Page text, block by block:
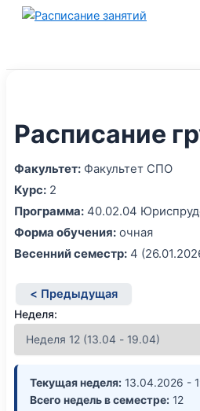
Перейти
Расписание
Факультет: Факультет СПО
Курс: 2
Программа: 40.02.04
Форма обучения: очная
Весенний семестр: 4
< Предыдущая
Неделя:
Текущая неделя: 13.04.2026 -
Всего недель в семестре: 12